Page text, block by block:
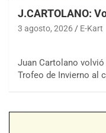
J.CARTOLANO:
3 agosto, 2026 E-Kart
Juan Cartolano
Trofeo de Invierno al
COBERTURA ESPECIAL
08/09-AGO
IAME SERIES